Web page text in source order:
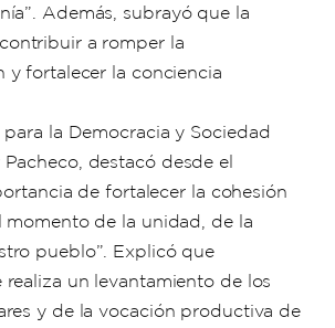
Además, subrayó que la
a romper la
y fortalecer la conciencia
la Democracia y Sociedad
destacó desde el
de fortalecer la cohesión
momento de la unidad, de la
pueblo”. Explicó que
realiza un levantamiento de los
y de la vocación productiva de